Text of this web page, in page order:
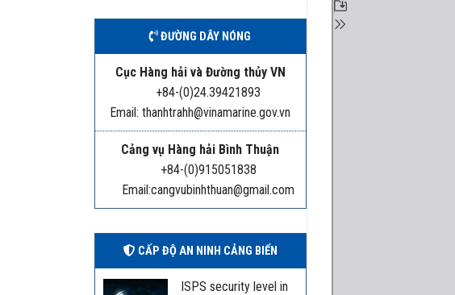
ĐƯỜNG DÂY NÓNG
Cục Hàng hải và Đường thủy VN
+84-(0)24.39421893
Email: thanhtrahh@vinamarine.gov.vn
Cảng vụ Hàng hải Bình Thuận
+84-(0)915051838
Email:cangvubinhthuan@gmail.com
CẤP ĐỘ AN NINH CẢNG BIỂN
ISPS security level in